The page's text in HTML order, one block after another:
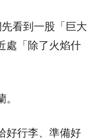
看到一股「巨大
處「除了火焰什
好行李、準備好